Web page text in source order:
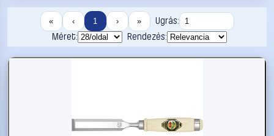
« ‹ 1 › »
Ugrás:
Méret:
Rendezés: